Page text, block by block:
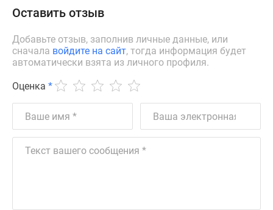
проекте
Контакты
Реклама
сайте
места
Апартаменты
#траншевая
Оставить отзыв
Добавьте отзыв, заполнив личные данные, или
сначала войдите на сайт, тогда информация будет
автоматически взята из личного профиля.
Оценка *